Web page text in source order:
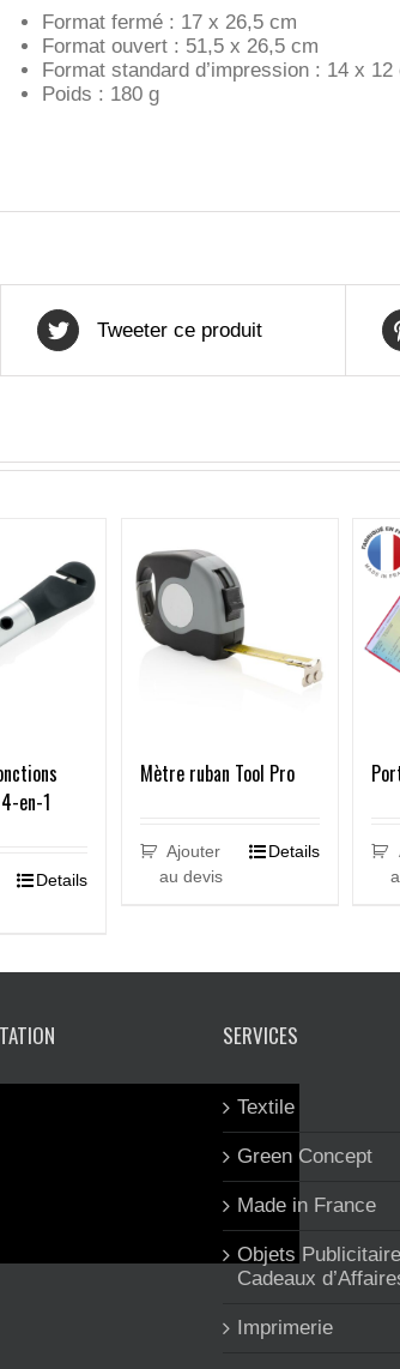
Format fermé : 17 x 26,5 cm
Format ouvert : 51,5 x 26,5 cm
Format standard d’impression : 14 x 12
Poids : 180 g
Tweeter ce produit
en-1
Details
Mètre ruban Tool Pro
Ajouter
au devis
Details
SERVICES
Textile
Green Concept
Made in France
Objets
Cadeaux
Imprimerie